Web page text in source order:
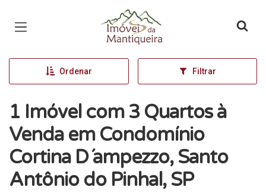
Página inicial
Ordenar Filtrar
1 Imóvel com 3 Quartos à
Venda em Condomínio
Cortina D´ampezzo, Santo
Antônio do Pinhal, SP